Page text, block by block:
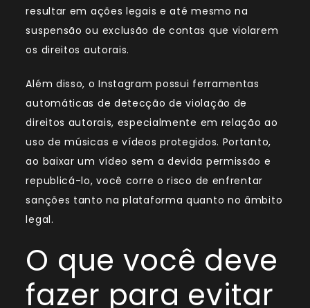
resultar em ações legais e até mesmo na
suspensão ou exclusão de contas que violarem
os direitos autorais.
Além disso, o Instagram possui ferramentas
automáticas de detecção de violação de
direitos autorais, especialmente em relação ao
uso de músicas e vídeos protegidos. Portanto,
ao baixar um vídeo sem a devida permissão e
republicá-lo, você corre o risco de enfrentar
sanções tanto na plataforma quanto no âmbito
legal.
O que você deve
fazer para evitar